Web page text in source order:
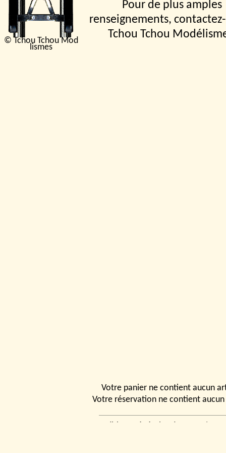
© Tchou Tchou Mod
lismes
Pour de plus amples
renseignements,
Tchou Tchou
Votre panier ne contient aucun
Votre réservation ne contient